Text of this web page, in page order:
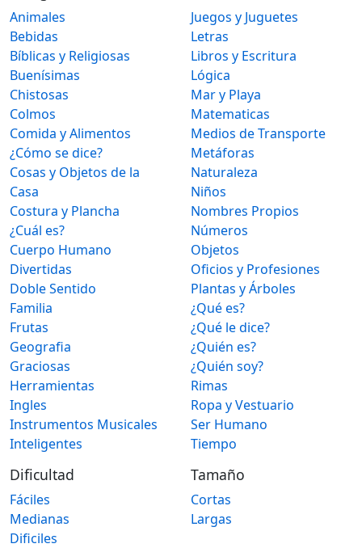
Animales
Bebidas
Bíblicas y Religiosas
Buenísimas
Chistosas
Colmos
Comida y Alimentos
¿Cómo se dice?
Cosas y Objetos de la
Casa
Costura y Plancha
¿Cuál es?
Cuerpo Humano
Divertidas
Doble Sentido
Familia
Frutas
Geografia
Graciosas
Herramientas
Ingles
Instrumentos Musicales
Inteligentes
Juegos y Juguetes
Letras
Libros y Escritura
Lógica
Mar y Playa
Matematicas
Medios de Transporte
Metáforas
Naturaleza
Niños
Nombres Propios
Números
Objetos
Oficios y Profesiones
Plantas y Árboles
¿Qué es?
¿Qué le dice?
¿Quién es?
¿Quién soy?
Rimas
Ropa y Vestuario
Ser Humano
Tiempo
Dificultad
Fáciles
Medianas
Dificiles
Tamaño
Cortas
Largas